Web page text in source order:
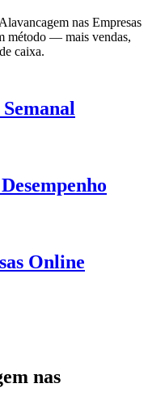
nas Empresas
método — mais vendas,
caixa.
Online
nas